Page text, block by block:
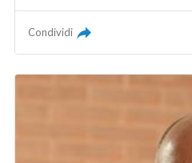
Condividi